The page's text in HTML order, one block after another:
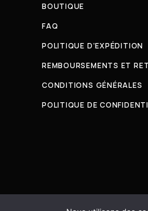
BOUTIQUE
FAQ
POLITIQUE D’EXPÉDITION
REMBOURSEMENTS ET
CONDITIONS GÉNÉRALES
POLITIQUE DE